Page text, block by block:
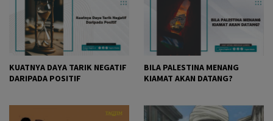
KUATNYA DAYA TARIK NEGATIF
DARIPADA POSITIF
BILA PALESTINA MENANG
KIAMAT AKAN DATANG?